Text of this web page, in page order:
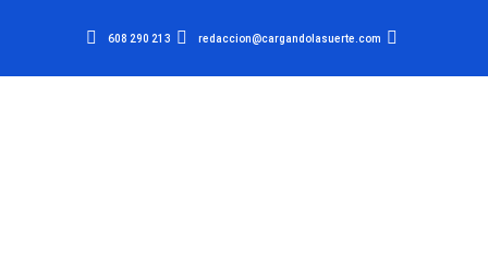
608 290 213 redaccion@cargandolasuerte.com